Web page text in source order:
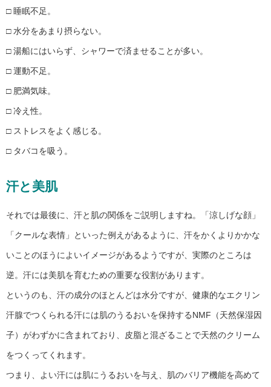
□ 睡眠不足。
□ 水分をあまり摂らない。
□ 湯船にはいらず、シャワーで済ませることが多い。
□ 運動不足。
□ 肥満気味。
□ 冷え性。
□ ストレスをよく感じる。
□ タバコを吸う。
汗と美肌
それでは最後に、汗と肌の関係をご説明しますね。「涼しげな顔」
「クールな表情」といった例えがあるように、汗をかくよりかかな
いことのほうによいイメージがあるようですが、実際のところは
逆。汗には美肌を育むための重要な役割があります。
というのも、汗の成分のほとんどは水分ですが、健康的なエクリン
汗腺でつくられる汗には肌のうるおいを保持するNMF（天然保湿因
子）がわずかに含まれており、皮脂と混ざることで天然のクリーム
をつくってくれます。
つまり、よい汗には肌にうるおいを与え、肌のバリア機能を高めて